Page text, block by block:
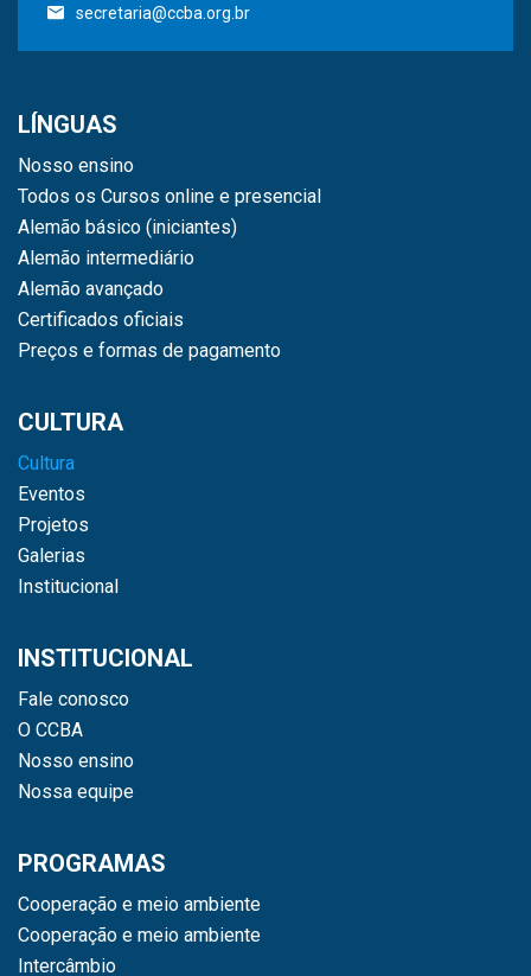
secretaria@ccba.org.br
LÍNGUAS
Nosso ensino
Todos os Cursos online e presencial
Alemão básico (iniciantes)
Alemão intermediário
Alemão avançado
Certificados oficiais
Preços e formas de pagamento
CULTURA
Cultura
Eventos
Projetos
Galerias
Institucional
INSTITUCIONAL
Fale conosco
O CCBA
Nosso ensino
Nossa equipe
PROGRAMAS
Cooperação e meio ambiente
Cooperação e meio ambiente
Intercâmbio